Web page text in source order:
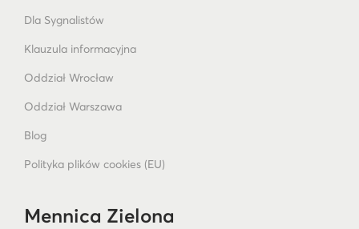
Dla Sygnalistów
Klauzula informacyjna
Oddział Wrocław
Oddział Warszawa
Blog
Polityka plików cookies (EU)
Mennica Zielona